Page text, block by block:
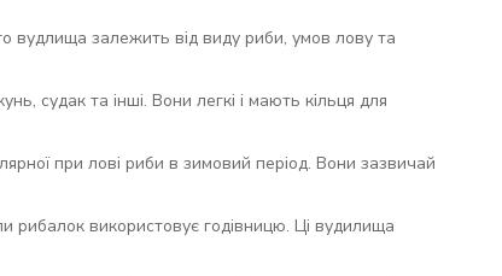
вудлища залежить від виду риби, умов лову та
судак та інші. Вони легкі і мають кільця для
при лові риби в зимовий період. Вони зазвичай
рибалок використовує годівницю. Ці вудилища